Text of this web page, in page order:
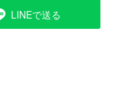
LINEで送る